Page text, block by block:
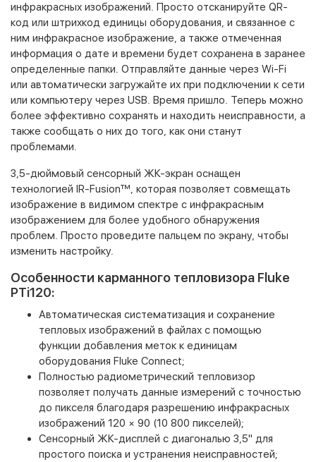
инфракрасных изображений. Просто отсканируйте QR-
код или штрихкод единицы оборудования, и связанное с
ним инфракрасное изображение, а также отмеченная
информация о дате и времени будет сохранена в заранее
определенные папки. Отправляйте данные через Wi-Fi
или автоматически загружайте их при подключении к сети
или компьютеру через USB. Время пришло. Теперь можно
более эффективно сохранять и находить неисправности, а
также сообщать о них до того, как они станут
проблемами.
3,5-дюймовый сенсорный ЖК-экран оснащен
технологией IR-Fusion™, которая позволяет совмещать
изображение в видимом спектре с инфракрасным
изображением для более удобного обнаружения
проблем. Просто проведите пальцем по экрану, чтобы
изменить настройку.
Особенности карманного тепловизора Fluke
PTi120:
Автоматическая систематизация и сохранение
тепловых изображений в файлах с помощью
функции добавления меток к единицам
оборудования Fluke Connect;
Полностью радиометрический тепловизор
позволяет получать данные измерений с точностью
до пикселя благодаря разрешению инфракрасных
изображений 120 × 90 (10 800 пикселей);
Сенсорный ЖК-дисплей с диагональю 3,5" для
простого поиска и устранения неисправностей;